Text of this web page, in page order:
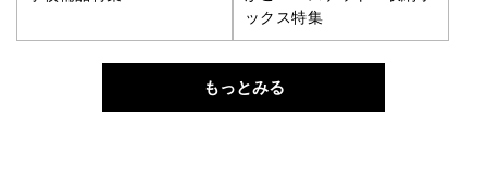
ックス特集
もっとみる